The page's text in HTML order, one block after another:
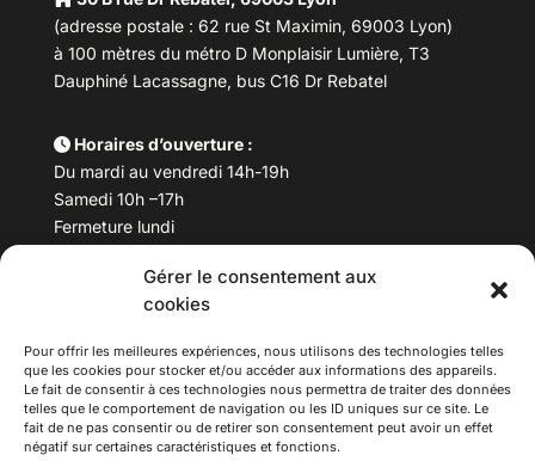
Gérer le consentement aux
cookies
Pour offrir les meilleures expériences, nous utilisons des technologies telles
que les cookies pour stocker et/ou accéder aux informations des appareils.
Le fait de consentir à ces technologies nous permettra de traiter des données
telles que le comportement de navigation ou les ID uniques sur ce site. Le
fait de ne pas consentir ou de retirer son consentement peut avoir un effet
négatif sur certaines caractéristiques et fonctions.
(adresse postale : 62 rue St Maximin, 69003 Lyon)
à 100 mètres du métro D Monplaisir Lumière, T3
Dauphiné Lacassagne, bus C16 Dr Rebatel
Horaires d’ouverture :
Du mardi au vendredi 14h-19h
Samedi 10h –17h
Fermeture lundi
Téléphone : 04 78 53 06 40
maisondesculturesasiatiques@asiexpo.com